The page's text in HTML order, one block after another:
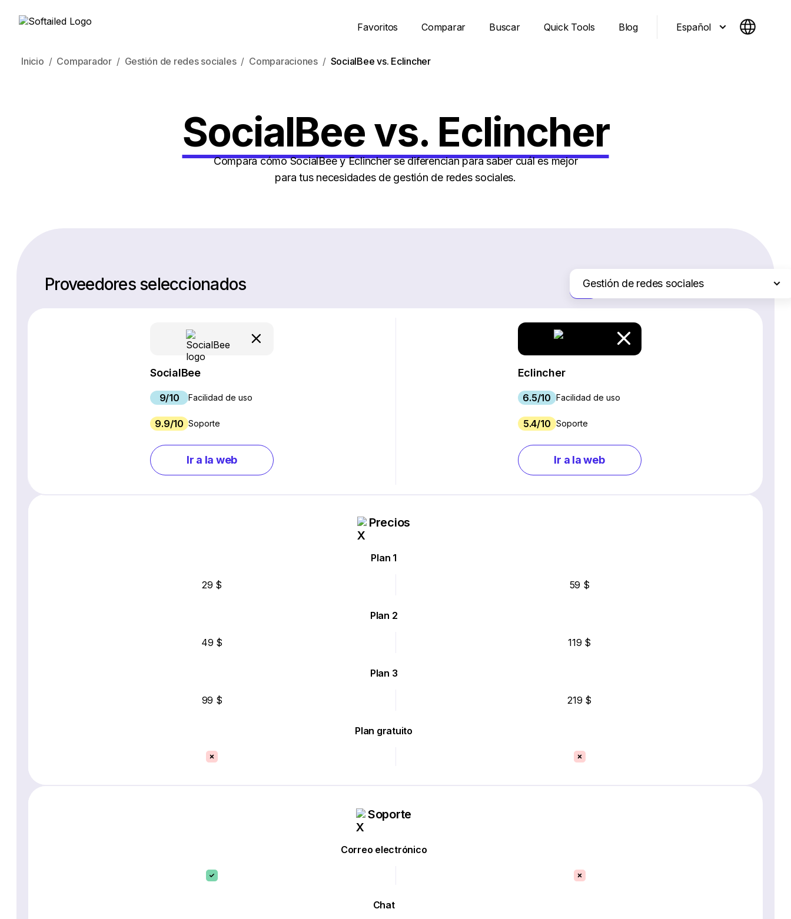
Favoritos Comparar Buscar Quick Tools Blog Español
Inicio Comparador Gestión de redes sociales Comparaciones SocialBee vs. Eclincher
SocialBee vs. Eclincher
Compara cómo SocialBee y Eclincher se diferencian para saber cuál es mejor
para tus necesidades de gestión de redes sociales.
Proveedores seleccionados Gestión de redes sociales
Servicios de hosting web
Software de gestión de proyectos
Software SEO
Marketing por correo electrónico
Solo las diferencias
SocialBee
9/10 Facilidad de uso
9.9/10 Soporte
Ir a la web
Eclincher
6.5/10 Facilidad de uso
5.4/10 Soporte
Ir a la web
Precios
Plan 1
29 $ 59 $
Plan 2
49 $ 119 $
Plan 3
99 $ 219 $
Plan gratuito
Soporte
Correo electrónico
Chat